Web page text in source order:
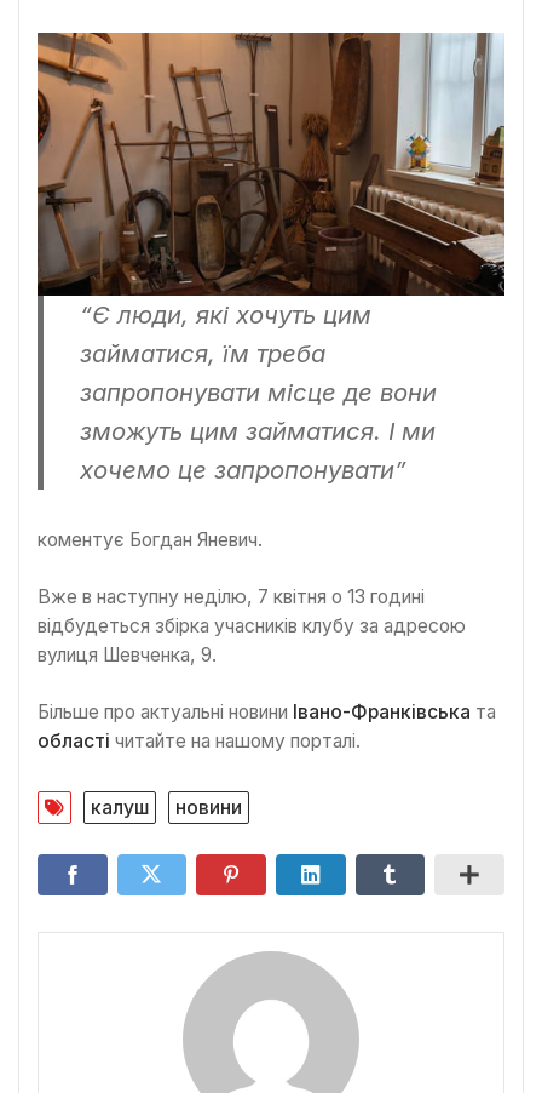
“Є люди, які хочуть цим
займатися, їм треба
запропонувати місце де вони
зможуть цим займатися. І ми
хочемо це запропонувати”
коментує Богдан Яневич.
Вже в наступну неділю, 7 квітня о 13 годині
відбудеться збірка учасників клубу за адресою
вулиця Шевченка, 9.
Більше про актуальні новини Івано-Франківська та
області читайте на нашому порталі.
калуш новини